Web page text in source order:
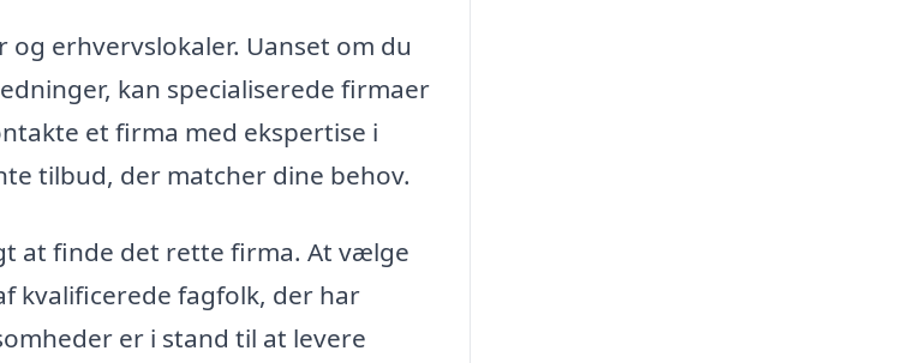
erhvervslokaler. Uanset om du
kan specialiserede firmaer
et firma med ekspertise i
tilbud, der matcher dine behov.
at finde det rette firma. At vælge
kvalificerede fagfolk, der har
er i stand til at levere